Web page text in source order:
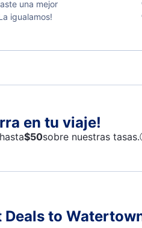
una mejor
igualamos!
en tu viaje!
$50sobre nuestras tasas.
Deals to